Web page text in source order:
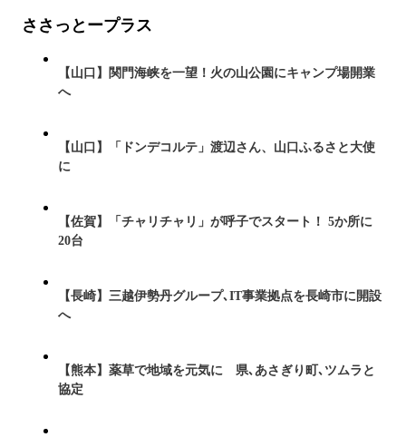
ささっとープラス
【山口】関門海峡を一望！火の山公園にキャンプ場開業
へ
【山口】「ドンデコルテ」渡辺さん、山口ふるさと大使
に
【佐賀】「チャリチャリ」が呼子でスタート！ 5か所に
20台
【長崎】三越伊勢丹グループ､IT事業拠点を長崎市に開設
へ
【熊本】薬草で地域を元気に 県､あさぎり町､ツムラと
協定